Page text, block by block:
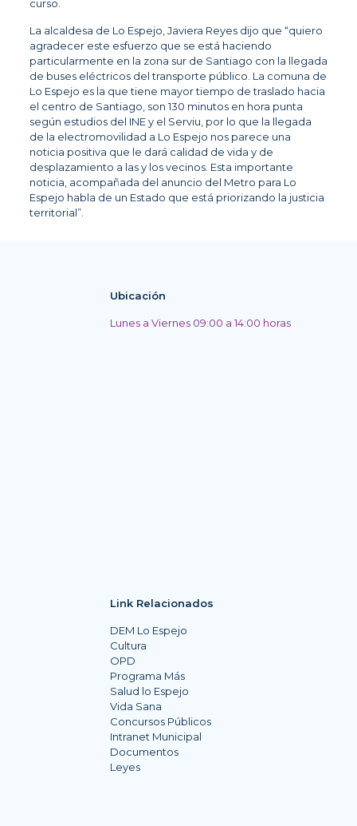
curso.
La alcaldesa de Lo Espejo, Javiera Reyes dijo que “quiero
agradecer este esfuerzo que se está haciendo
particularmente en la zona sur de Santiago con la llegada
de buses eléctricos del transporte público. La comuna de
Lo Espejo es la que tiene mayor tiempo de traslado hacia
el centro de Santiago, son 130 minutos en hora punta
según estudios del INE y el Serviu, por lo que la llegada
de la electromovilidad a Lo Espejo nos parece una
noticia positiva que le dará calidad de vida y de
desplazamiento a las y los vecinos. Esta importante
noticia, acompañada del anuncio del Metro para Lo
Espejo habla de un Estado que está priorizando la justicia
territorial”.
Ubicación
Lunes a Viernes 09:00 a 14:00 horas
Link Relacionados
DEM Lo Espejo
Cultura
OPD
Programa Más
Salud lo Espejo
Vida Sana
Concursos Públicos
Intranet Municipal
Documentos
Leyes